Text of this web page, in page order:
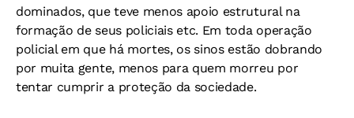
dominados, que teve menos apoio estrutural na
formação de seus policiais etc. Em toda operação
policial em que há mortes, os sinos estão dobrando
por muita gente, menos para quem morreu por
tentar cumprir a proteção da sociedade.